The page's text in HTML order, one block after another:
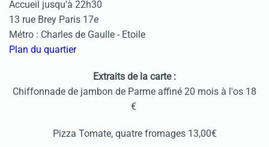
Accueil jusqu'à 22h30
13 rue Brey Paris 17e
Métro : Charles de Gaulle - Etoile
Plan du quartier
Extraits de la carte :
Chiffonnade de jambon de Parme affiné 20 mois à l'os 18
€
Pizza Tomate, quatre fromages 13,00€